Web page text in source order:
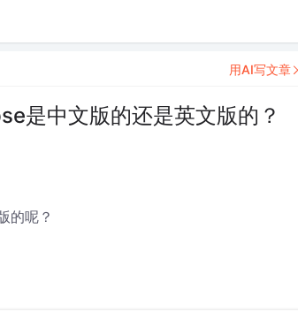
是中文版的还是英文版的？
的呢？
用AI写文章